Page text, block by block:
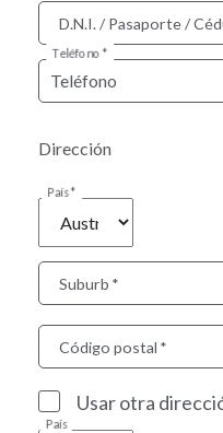
D.N.I. / Pasaporte /
Teléfono
Dirección
País
Suburb
Código postal
Usar otra
País